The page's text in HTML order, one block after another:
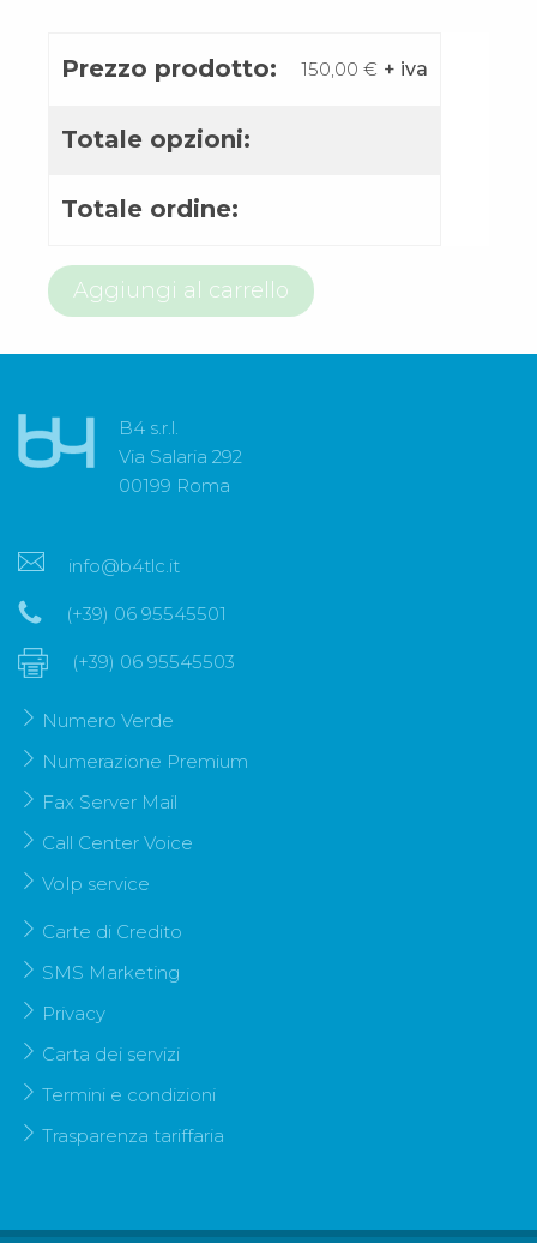
Prezzo prodotto: 150,00 € + iva
Totale opzioni:
Totale ordine:
800
97
Aggiungi al carrello
B4 s.r.l.
Via Salaria 292
00199 Roma
info@b4tlc.it
(+39) 06 95545501
(+39) 06 95545503
Numero Verde
Numerazione Premium
Fax Server Mail
Call Center Voice
VoIp service
Carte di Credito
SMS Marketing
Privacy
Carta dei servizi
Termini e condizioni
Trasparenza tariffaria